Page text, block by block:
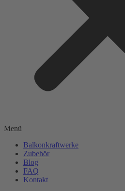
Menü
Balkonkraftwerke
Zubehör
Blog
FAQ
Kontakt